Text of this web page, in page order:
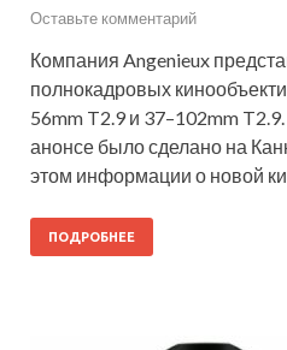
Оставьте комментарий
Компания Angenieux
полнокадровых
56mm T2.9 и 37–102mm
анонсе было сделано на
этом информации о новой
ПОДРОБНЕЕ